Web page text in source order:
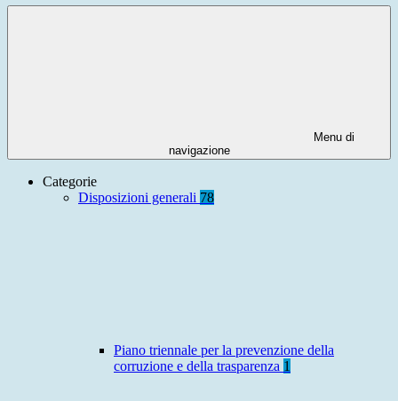
Menu di
navigazione
Categorie
Disposizioni generali 78
Piano triennale per la prevenzione della
corruzione e della trasparenza 1